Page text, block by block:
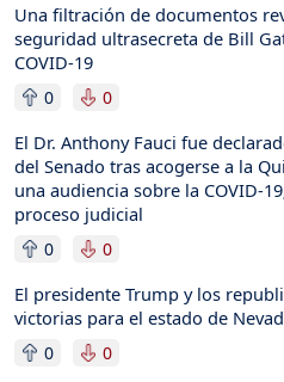
Una filtración de documentos
seguridad ultrasecreta de Bill
COVID-19
0 0
El Dr. Anthony Fauci fue
del Senado tras acogerse a la
una audiencia sobre la COVID-
proceso judicial
0 0
El presidente Trump y los
victorias para el estado de
0 0